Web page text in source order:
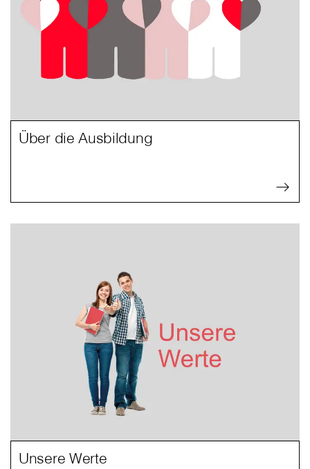
Über die Ausbildung
Unsere Werte